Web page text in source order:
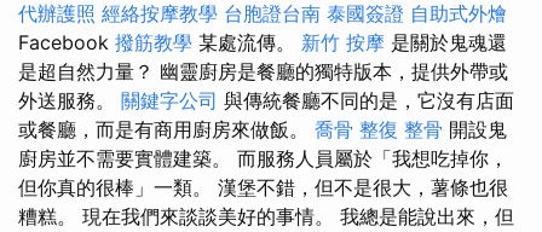
代辦護照 經絡按摩教學 台胞證台南 泰國簽證 自助式外燴
Facebook 撥筋教學 某處流傳。 新竹 按摩 是關於鬼魂還
是超自然力量？ 幽靈廚房是餐廳的獨特版本，提供外帶或
外送服務。 關鍵字公司 與傳統餐廳不同的是，它沒有店面
或餐廳，而是有商用廚房來做飯。 喬骨 整復 整骨 開設鬼
廚房並不需要實體建築。 而服務人員屬於「我想吃掉你，
但你真的很棒」一類。 漢堡不錯，但不是很大，薯條也很
糟糕。 現在我們來談談美好的事情。 我總是能說出來，但